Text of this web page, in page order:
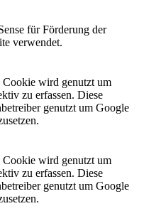
für Förderung der
verwendet.
wird genutzt um
zu erfassen. Diese
genutzt um Google
wird genutzt um
zu erfassen. Diese
genutzt um Google